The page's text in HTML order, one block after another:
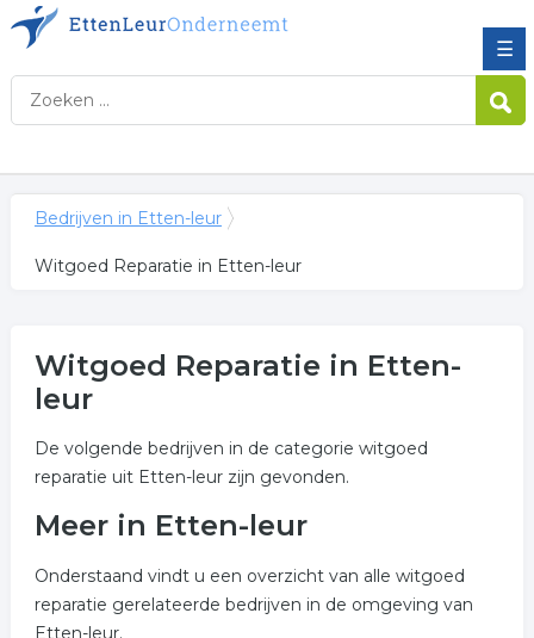
☰
Bedrijven in Etten-leur
Witgoed Reparatie in Etten-leur
Witgoed Reparatie in Etten-
leur
De volgende bedrijven in de categorie witgoed
reparatie uit Etten-leur zijn gevonden.
Meer in Etten-leur
Onderstaand vindt u een overzicht van alle witgoed
reparatie gerelateerde bedrijven in de omgeving van
Etten-leur.